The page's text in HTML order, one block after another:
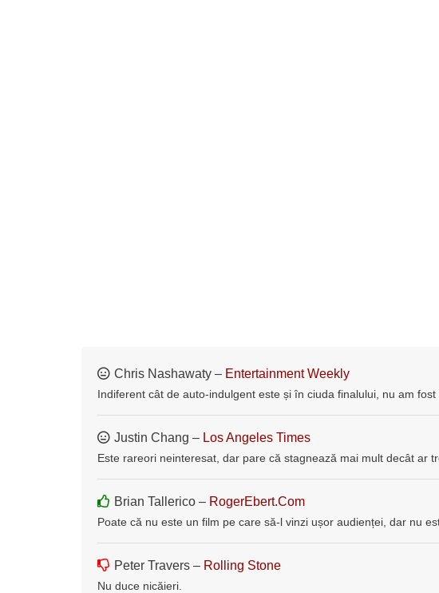
Chris Nashawaty – Entertainment Weekly
Indiferent cât de auto-indulgent este și în ciuda finalului, nu am fost
Justin Chang – Los Angeles Times
Este rareori neinteresat, dar pare că stagnează mai mult decât ar
Brian Tallerico – RogerEbert.Com
Poate că nu este un film pe care să-l vinzi ușor audienței, dar nu
Peter Travers – Rolling Stone
Nu duce nicăieri.